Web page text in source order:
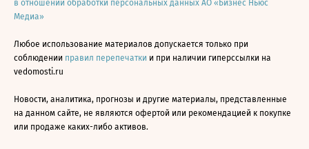
в отношении обработки персональных данных АО «Бизнес Ньюс
Медиа»
Любое использование материалов допускается только при
соблюдении правил перепечатки и при наличии гиперссылки на
vedomosti.ru
Новости, аналитика, прогнозы и другие материалы, представленные
на данном сайте, не являются офертой или рекомендацией к покупке
или продаже каких-либо активов.